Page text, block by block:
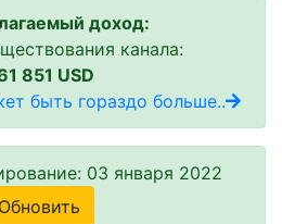
доход:
канала:
851 USD
быть гораздо больше..
03 января 2022
Обновить